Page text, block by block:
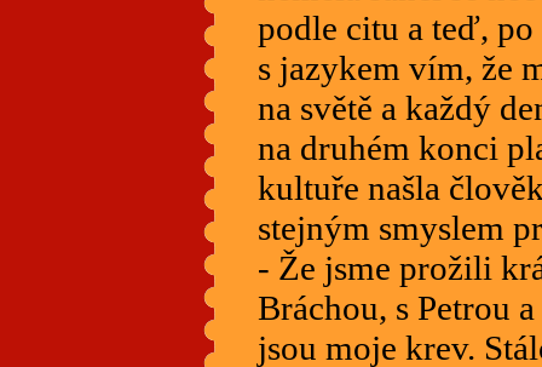
podle citu a teď,
s jazykem vím, že
na světě a každý
na druhém konci
kultuře našla
stejným smyslem
- Že jsme prožili
Bráchou, s Petrou
jsou moje krev.